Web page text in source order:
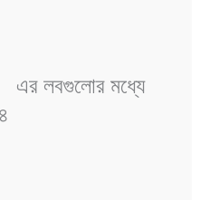
এর লবগুলোর মধ্যে